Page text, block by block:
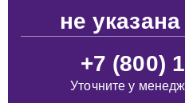
не
+7 (800)
Уточните у